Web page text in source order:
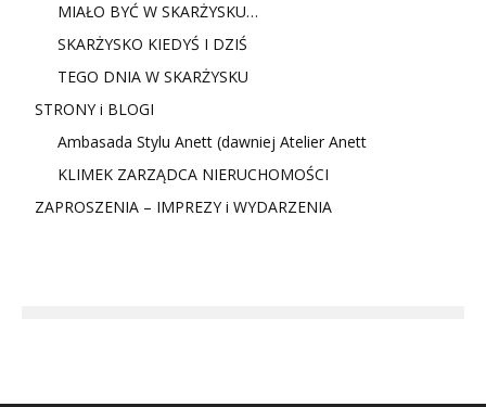
MIAŁO BYĆ W SKARŻYSKU…
SKARŻYSKO KIEDYŚ I DZIŚ
TEGO DNIA W SKARŻYSKU
STRONY i BLOGI
Ambasada Stylu Anett (dawniej Atelier Anett
KLIMEK ZARZĄDCA NIERUCHOMOŚCI
ZAPROSZENIA – IMPREZY i WYDARZENIA